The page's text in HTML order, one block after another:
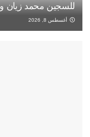
للسجين محمد زيان
أغسطس 8, 2026